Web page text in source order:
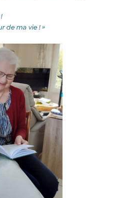
de ma vie ! »